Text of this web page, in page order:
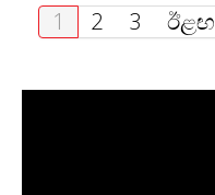
1
2 3 ඊළඟ